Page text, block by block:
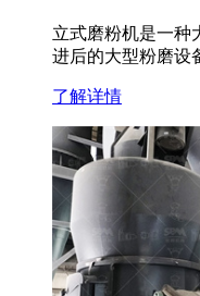
立式磨粉机是一种
进后的大型粉磨
了解详情